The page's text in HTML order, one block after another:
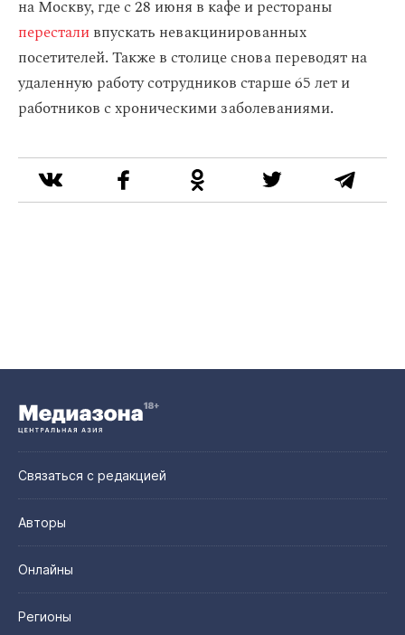
на Москву, где с 28 июня в кафе и рестораны
пересталивпускать невакцинированных
посетителей. Также в столице снова переводят на
удаленную работу сотрудников старше 65 лет и
работников с хроническими заболеваниями.
Связаться с редакцией
Авторы
Онлайны
Регионы